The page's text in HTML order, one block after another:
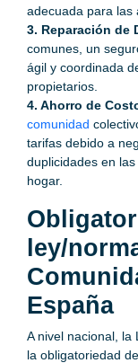
adecuada para las
3. Reparación de
comunes, un
ágil y coordinada
propietarios.
4. Ahorro de
comunidad
tarifas debido a
duplicidades en
hogar.
ley/
España
A nivel nacional, la
la obligatoriedad